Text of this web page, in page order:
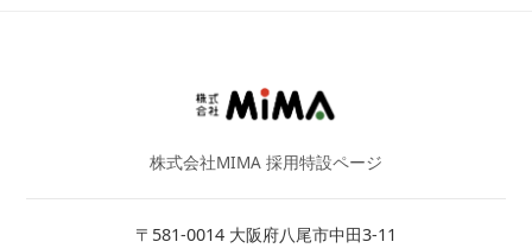
株式会社MIMA 採用特設ページ
〒581-0014 大阪府八尾市中田3-11